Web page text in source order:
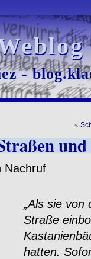
-
-
«
Nachruf
sie von der
einbog,
Sofort